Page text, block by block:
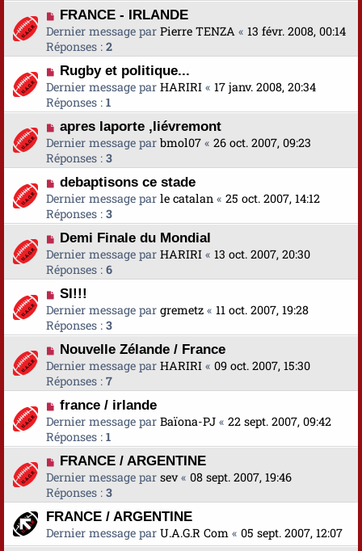
FRANCE - IRLANDE
Dernier message par Pierre TENZA « 13 févr. 2008, 00:14
Réponses : 2
Rugby et politique...
Dernier message par HARIRI « 17 janv. 2008, 20:34
Réponses : 1
apres laporte ,liévremont
Dernier message par bmol07 « 26 oct. 2007, 09:23
Réponses : 3
debaptisons ce stade
Dernier message par le catalan « 25 oct. 2007, 14:12
Réponses : 3
Demi Finale du Mondial
Dernier message par HARIRI « 13 oct. 2007, 20:30
Réponses : 6
SI!!!
Dernier message par gremetz « 11 oct. 2007, 19:28
Réponses : 3
Nouvelle Zélande / France
Dernier message par HARIRI « 09 oct. 2007, 15:30
Réponses : 7
france / irlande
Dernier message par Baïona-PJ « 22 sept. 2007, 09:42
Réponses : 1
FRANCE / ARGENTINE
Dernier message par sev« 08 sept. 2007, 19:46
Réponses : 3
FRANCE / ARGENTINE
Dernier message par U.A.G.R Com « 05 sept. 2007, 12:07